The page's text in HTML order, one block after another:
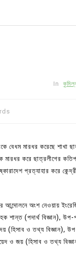
In
বেধম মারধর করেছে শাখা
মারধর করে ছাত্রলীগের
প্রত্যাহার করে
আন্দোলনে অংশ নেওয়ায়
হক শান্ত (পদার্থ
(হিসাব ও তথ্য বিজ্ঞান),
ও জয় (হিসাব ও তথ্য